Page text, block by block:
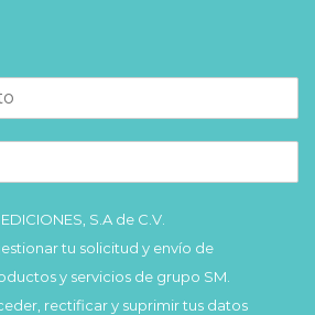
S.A de C.V.
tu solicitud y envío de
y servicios de grupo SM.
rectificar y suprimir tus datos